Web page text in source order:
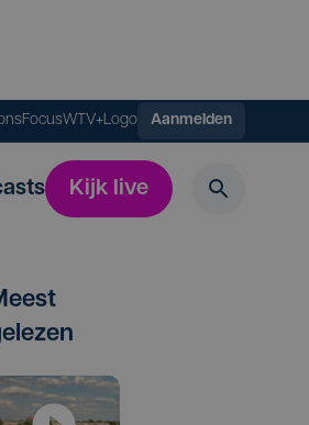
FocusWTV+Logo Aanmelden
Kijk live